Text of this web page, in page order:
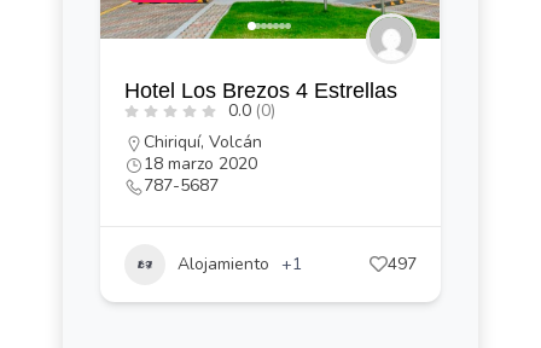
Hotel Los Brezos 4 Estrellas
0.0 (0)
Chiriquí,Volcán
18 marzo 2020
787-5687
Alojamiento +1 497